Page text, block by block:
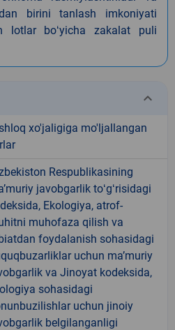
birini tanlash imkoniyati
lotlar boʻyicha zakalat puli
keyboard_arrow_down
xo'jaligiga mo'ljallangan
Respublikasining
javobgarlik toʻgʻrisidagi
Ekologiya, atrof-
muhofaza qilish va
foydalanish sohasidagi
uchun maʼmuriy
va Jinoyat kodeksida,
sohasidagi
uchun jinoiy
belgilanganligi